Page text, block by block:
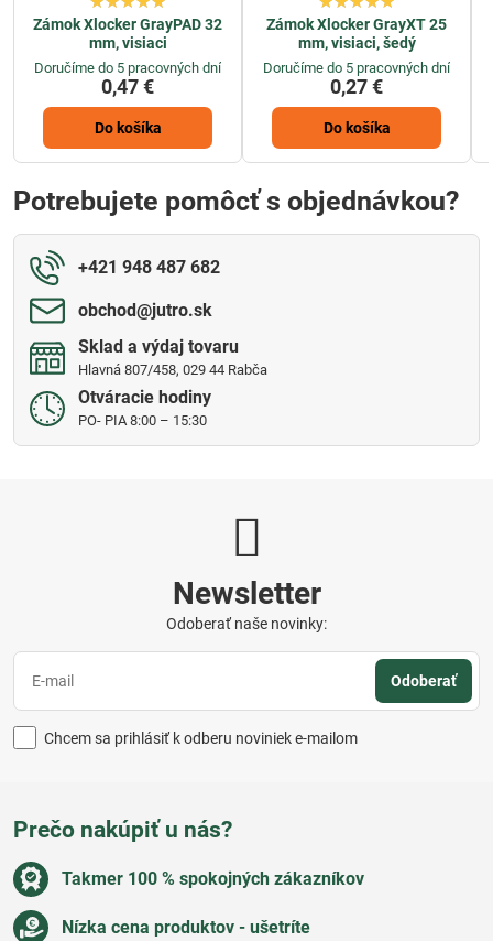
Zámok Xlocker GrayPAD 32
mm, visiaci
Doručíme do 5 pracovných dní
0,47 €
Do košíka
Zámok Xlocker GrayXT 25
mm, visiaci, šedý
Doručíme do 5 pracovných dní
0,27 €
Do košíka
Potrebujete pomôcť s objednávkou?
+421 948 487 682
obchod​@jutro​.sk
Sklad a výdaj tovaru
Hlavná 807/458, 029 44 Rabča
Otváracie hodiny
PO- PIA 8:00 – 15:30
Newsletter
Odoberať naše novinky:
Odoberať
Chcem sa prihlásiť k odberu noviniek e-mailom
Prečo nakúpiť u nás?
Takmer 100 % spokojných zákazníkov
Nízka cena produktov - ušetríte